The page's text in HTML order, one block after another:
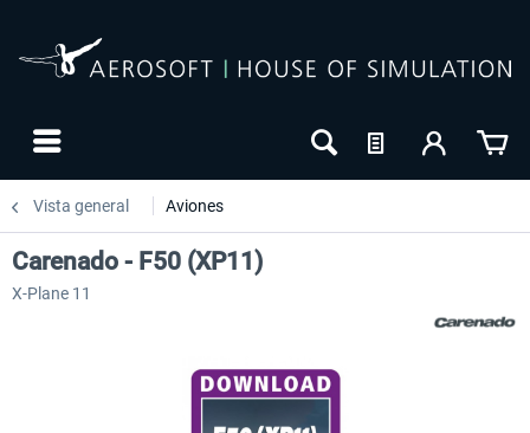
Vista general Aviones
Carenado - F50 (XP11)
X-Plane 11